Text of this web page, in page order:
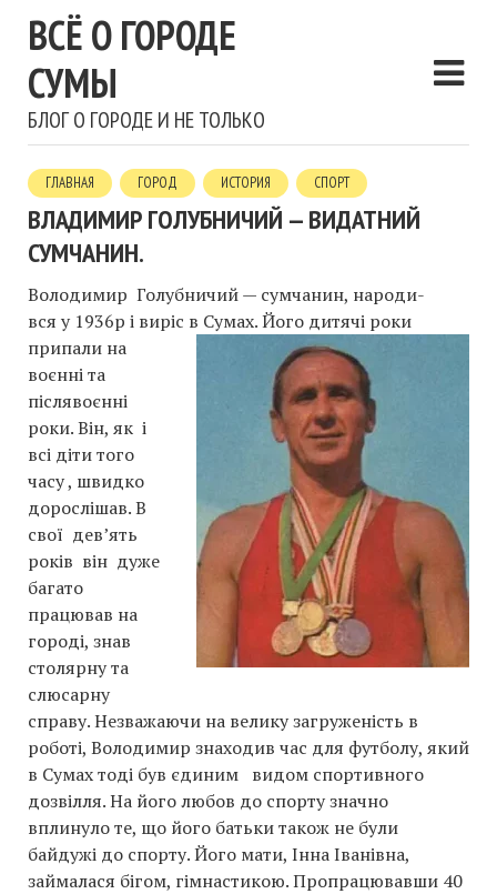
ВСЁ О ГОРОДЕ
СУМЫ
БЛОГ О ГОРОДЕ И НЕ ТОЛЬКО
ГЛАВНАЯ ГОРОД ИСТОРИЯ СПОРТ
ВЛАДИМИР ГОЛУБНИЧИЙ — ВИДАТНИЙ
СУМЧАНИН.
Володимир Голубничий — сумчанин, народи-
вся у 1936р і виріс в Сумах. Його дитячі роки
припали на
воєнні та
післявоєнні
роки. Він, як і
всі діти того
часу , швидко
дорослішав. В
свої дев’ять
років він дуже
багато
працював на
городі, знав
столярну та
слюсарну
справу. Незважаючи на велику загруженість в
роботі, Володимир знаходив час для футболу, який
в Сумах тоді був єдиним видом спортивного
дозвілля. На його любов до спорту значно
вплинуло те, що його батьки також не були
байдужі до спорту. Його мати, Інна Іванівна,
займалася бігом, гімнастикою. Пропрацювавши 40